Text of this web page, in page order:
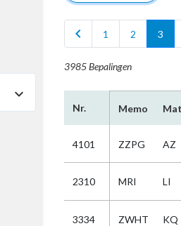
chevron_left 1 2 3
3985 Bepalingen
Nr. Memo
4101 ZZPG AZ
2310 MRI LI
3334 ZWHT KQ